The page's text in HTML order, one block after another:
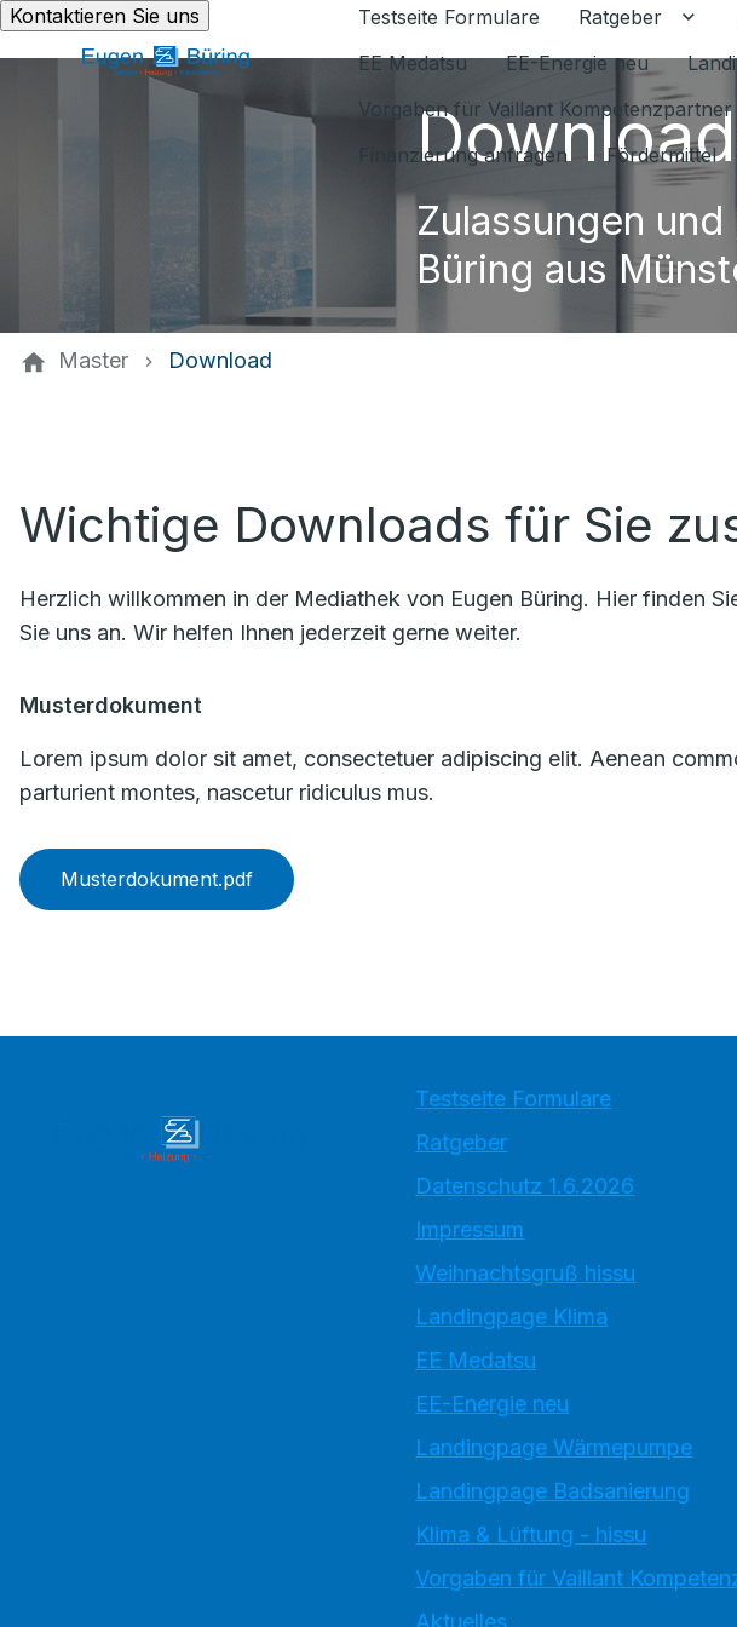
Kontaktieren Sie uns Testseite Formulare Ratgeber
EE Medatsu
EE-Energie neu
Vorgaben für Vaillant Kompetenzpartner
Finanzierung anfragen
Fördermittel
Zulassungen
Büring aus
Master Download
Wichtige Downloads für Sie
Herzlich willkommen in der Mediathek von Eugen Büring. Hier finden
Sie uns an. Wir helfen Ihnen jederzeit gerne weiter.
Musterdokument
Lorem ipsum dolor sit amet, consectetuer adipiscing elit. Aenean
parturient montes, nascetur ridiculus mus.
Musterdokument.pdf
Testseite Formulare
Ratgeber
Datenschutz 1.6.2026
Impressum
Weihnachtsgruß hissu
Landingpage Klima
EE Medatsu
EE-Energie neu
Landingpage Wärmepumpe
Landingpage Badsanierung
Klima & Lüftung - hissu
Vorgaben für Vaillant
Aktuelles